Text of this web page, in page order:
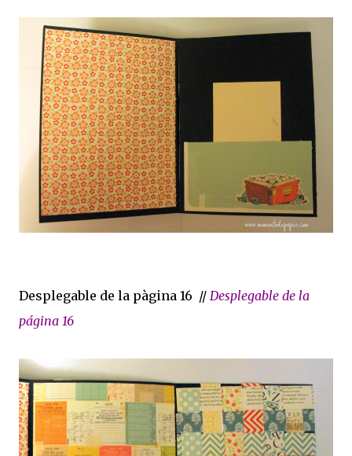
Desplegable de la pàgina 16 // Desplegable de la
página 16